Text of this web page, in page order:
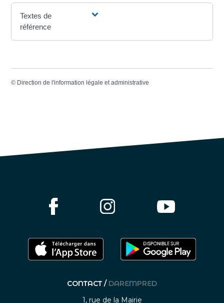
Textes de
référence
© Direction de l'information légale et administrative
CONTACT / DAREMPRED
1, rue de la Mairie